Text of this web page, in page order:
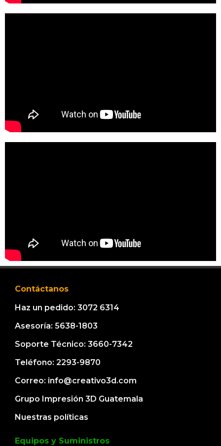
Contáctanos
Haz un pedido: 3072 6314
Asesoría: 5638-1803
Soporte Técnico: 3660-7342
Teléfono: 2293-9870
Correo: info@creativo3d.com
Grupo Impresión 3D Guatemala
Nuestras políticas
Equipos y Suministros